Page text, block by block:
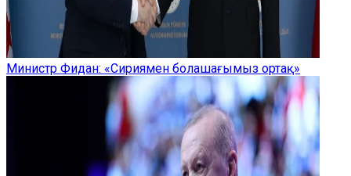
Министр Фидан: «Сириямен болашағымыз ортақ»